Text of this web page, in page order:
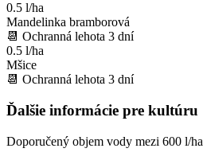
0.5 l/ha
Mandelinka bramborová
📆 Ochranná lehota 3 dní
0.5 l/ha
Mšice
📆 Ochranná lehota 3 dní
Ďalšie informácie pre kultúru
Doporučený objem vody mezi 600 l/ha